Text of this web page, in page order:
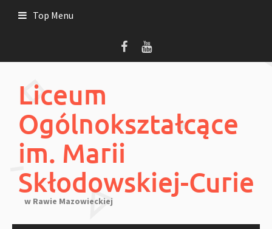
Top Menu
Liceum
Ogólnokształcące
im. Marii
Skłodowskiej-Curie
w Rawie Mazowieckiej